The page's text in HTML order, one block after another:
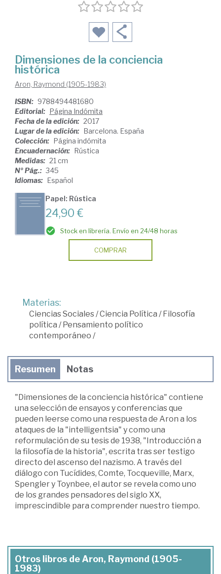
Dimensiones de la conciencia
histórica
Aron, Raymond (1905-1983)
ISBN: 9788494481680
Editorial: Página Indómita
Fecha de la edición: 2017
Lugar de la edición: Barcelona. España
Colección: Página indómita
Encuadernación: Rústica
Medidas: 21 cm
Nº Pág.: 345
Idiomas: Español
Papel: Rústica
24,90 €
Stock en librería. Envío en 24/48 horas
COMPRAR
Materias:
Ciencias Sociales/Ciencia Política /Filosofía
política /Pensamiento político
contemporáneo /
Resumen Notas
"Dimensiones de la conciencia histórica" contiene
una selección de ensayos y conferencias que
pueden leerse como una respuesta de Aron a los
ataques de la "intelligentsia" y como una
reformulación de su tesis de 1938, "Introducción a
la filosofía de la historia", escrita tras ser testigo
directo del ascenso del nazismo. A través del
diálogo con Tucídides, Comte, Tocqueville, Marx,
Spengler y Toynbee, el autor se revela como uno
de los grandes pensadores del siglo XX,
imprescindible para comprender nuestro tiempo.
Otros libros de Aron, Raymond (1905-
1983)